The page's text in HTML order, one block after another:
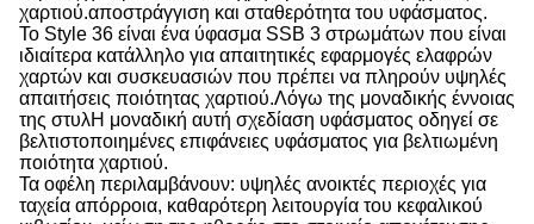
χαρτιού.αποστράγγιση και σταθερότητα του υφάσματος.
Το Style 36 είναι ένα ύφασμα SSB 3 στρωμάτων που είναι
ιδιαίτερα κατάλληλο για απαιτητικές εφαρμογές ελαφρών
χαρτών και συσκευασιών που πρέπει να πληρούν υψηλές
απαιτήσεις ποιότητας χαρτιού.Λόγω της μοναδικής έννοιας
της στυλΗ μοναδική αυτή σχεδίαση υφάσματος οδηγεί σε
βελτιστοποιημένες επιφάνειες υφάσματος για βελτιωμένη
ποιότητα χαρτιού.
Τα οφέλη περιλαμβάνουν: υψηλές ανοικτές περιοχές για
ταχεία απόρροια, καθαρότερη λειτουργία του κεφαλικού